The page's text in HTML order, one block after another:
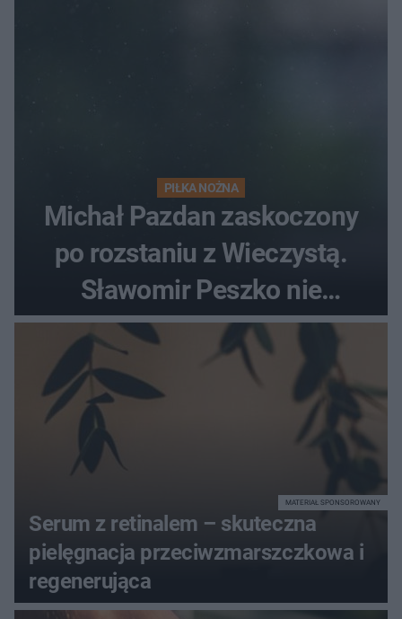
PIŁKA NOŻNA
Michał Pazdan zaskoczony
po rozstaniu z Wieczystą.
Sławomir Peszko nie
dotrzymał słowa?
Serum z retinalem – skuteczna
pielęgnacja przeciwzmarszczkowa i
regenerująca
MATERIAŁ SPONSOROWANY